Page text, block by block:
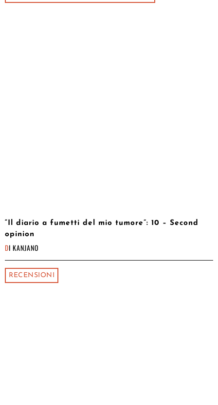
“Il diario a fumetti del mio tumore”: 10 – Second
opinion
DI KANJANO
RECENSIONI